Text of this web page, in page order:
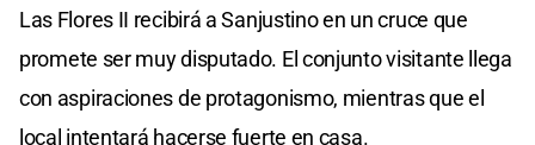
Las Flores II recibirá a Sanjustino en un cruce que
promete ser muy disputado. El conjunto visitante llega
con aspiraciones de protagonismo, mientras que el
local intentará hacerse fuerte en casa.